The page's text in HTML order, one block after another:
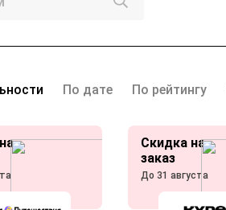
По дате По рейтингу
Скидка на
заказ
До 31 августа